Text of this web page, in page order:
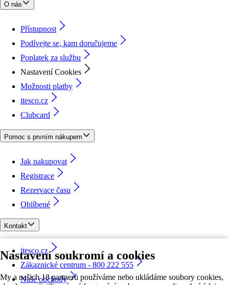
Nastavení soukromí a cookies
My a našich 18 partnerů používáme nebo ukládáme soubory cookies,
O nás
Přístupnost
Podívejte se, kam doručujeme
Poplatek za službu
Nastavení Cookies
Možnosti platby
itesco.cz
Clubcard
Pomoc s prvním nákupem
Jak nakupovat
Registrace
Rezervace času
Oblíbené
Kontakt
itesco.cz
Zákaznické centrum - 800 222 555
Naše obchody